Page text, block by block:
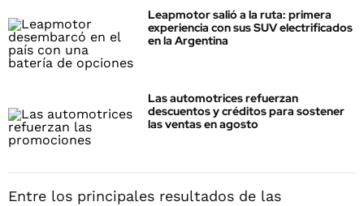
Leapmotor salió a la ruta: primera
experiencia con sus SUV electrificados
en la Argentina
Las automotrices refuerzan
descuentos y créditos para sostener
las ventas en agosto
Entre los principales resultados de las